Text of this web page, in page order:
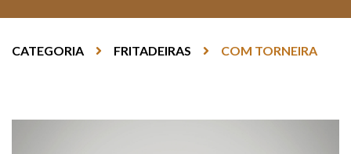
CATEGORIA FRITADEIRAS COM TORNEIRA